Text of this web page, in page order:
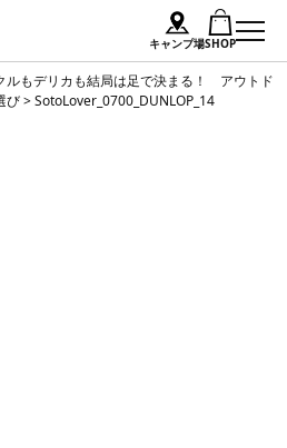
キャンプ場SHOP
ルもデリカも結局は足で決まる！ アウトド
び>SotoLover_0700_DUNLOP_14